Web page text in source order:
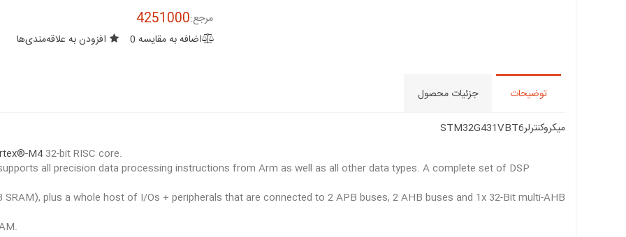
مرجع:4251000
اضافه به مقایسه 0 افزودن به علاقه‌مندی‌ها
توضیحات جزئیات محصول
میکروکنترلرSTM32G431VBT6
M432-bit RISC core.
all precision data processing instructions from Arm as well as all other data types. A complete set of DSP
plus a whole host of I/Os + peripherals that are connected to 2 APB buses, 2 AHB buses and 1x 32-Bit multi-AHB